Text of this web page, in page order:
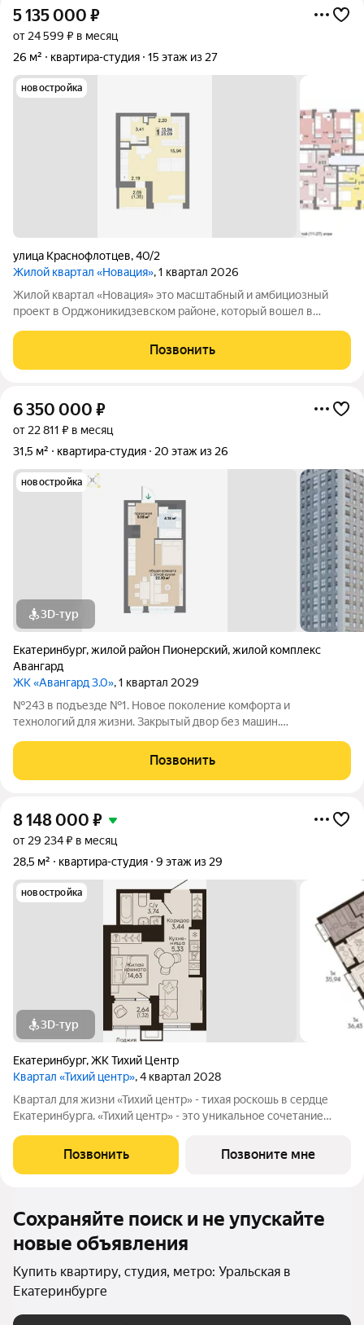
5 135 000 ₽
от 24 599 ₽ в месяц
26 м²
квартира-студия 15 этаж из 27
новостройка
улица Краснофлотцев,40/2
Жилой квартал «Новация», 1 квартал 2026
Жилой квартал «Новация» это масштабный и амбициозный
проект в Орджоникидзевском районе, который вошел в
счастливого будущего в любимом
Позвонить
6 350 000 ₽
от 22 811 ₽ в месяц
31,5 м²
квартира-студия 20 этаж из 26
новостройка
3D-тур
Екатеринбург,жилой район Пионерский,жилой комплекс
Авангард
ЖК «Авангард 3.0», 1 квартал 2029
№243 в подъезде №1. Новое поколение комфорта и
технологий для жизни. Закрытый двор без машин.
Индивидуальные кладовые. Эргономичные планировки,
большие окна, системы фильтрации воды и
Позвонить
8 148 000 ₽
от 29 234 ₽ в месяц
28,5 м²
квартира-студия 9 этаж из 29
новостройка
3D-тур
Екатеринбург,ЖК Тихий Центр
Квартал «Тихий центр», 4 квартал 2028
Квартал для жизни «Тихий центр» - тихая роскошь в сердце
Екатеринбурга. «Тихий центр» - это уникальное сочетание
инфраструктуры. Соседство с главными
достопримечательностями, лучшими ресторанами и
Позвонить Позвоните мне
Сохраняйте поиск и не упускайте
новые объявления
Купить квартиру, студия, метро: Уральская в
Екатеринбурге